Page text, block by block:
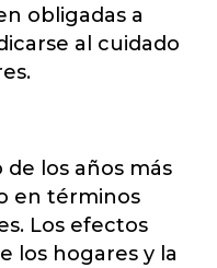
obligadas a
al cuidado
de los años más
en términos
Los efectos
los hogares y la